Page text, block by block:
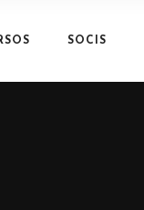
SOCIS